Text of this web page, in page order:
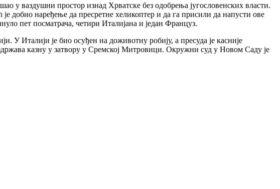
у ваздушни простор изнад Хрватске без одобрења југословенских власти.
добио наређење да пресретне хеликоптер и да га присили да напусти ове
пет посматрача, четири Италијана и један Француз.
У Италији је био осуђен на доживотну робију, а пресуда је касније
казну у затвору у Сремској Митровици. Окружни суд у Новом Саду је